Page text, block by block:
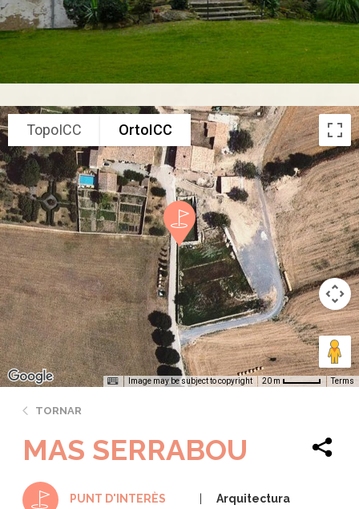
TopoICC OrtoICC
Image may be subject to copyright 20 m Terms
TORNAR
MAS SERRABOU
PUNT D'INTERÈS Arquitectura